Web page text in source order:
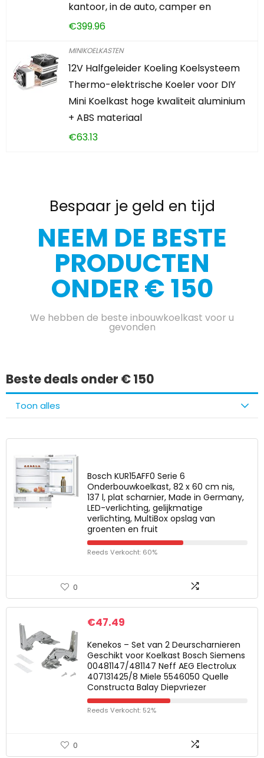
kantoor, in de auto, camper en
€399.96
MINIKOELKASTEN
12V Halfgeleider Koeling Koelsysteem
Thermo-elektrische Koeler voor DIY
Mini Koelkast hoge kwaliteit aluminium
+ ABS materiaal
€63.13
Bespaar je geld en tijd
NEEM DE BESTE
PRODUCTEN
ONDER € 150
We hebben de beste inbouwkoelkast voor u
gevonden​
Beste deals onder € 150
Toon alles
Bosch KUR15AFF0 Serie 6
Onderbouwkoelkast, 82 x 60 cm nis,
137 l, plat scharnier, Made in Germany,
LED-verlichting, gelijkmatige
verlichting, MultiBox opslag van
groenten en fruit
Reeds Verkocht: 60%
0
€47.49
Kenekos – Set van 2 Deurscharnieren
Geschikt voor Koelkast Bosch Siemens
00481147/481147 Neff AEG Electrolux
407131425/8 Miele 5546050 Quelle
Constructa Balay Diepvriezer
Reeds Verkocht: 52%
0